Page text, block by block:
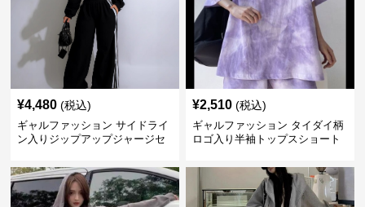
¥4,480 (税込)
ギャルファッション サイドライ
ン入りジップアップジャージセ
¥2,510 (税込)
ギャルファッション タイダイ柄
ロゴ入り半袖トップスショート